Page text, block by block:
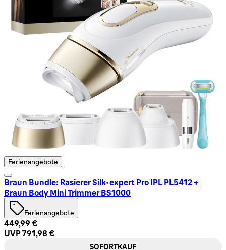
Ferienangebote
Braun Bundle: Rasierer Silk-expert Pro IPL PL5412 +
Braun Body Mini Trimmer BS1000
Ferienangebote
Aktueller Preis: 449,99 €. Unverbindliche
449,99 €
UVP 791,98 €
SOFORTKAUF